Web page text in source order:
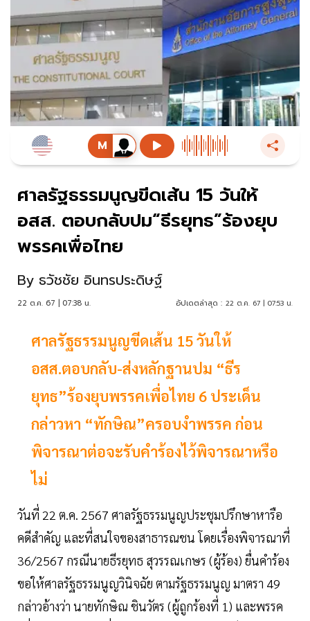
ศาลรัฐธรรมนูญขีดเส้น 15 วันให้
อสส. ตอบกลับปม“ธีรยุทธ”ร้องยุบ
พรรคเพื่อไทย
By ธวัชชัย อินทรประดิษฐ์
22 ต.ค. 67 | 07:38 น. อัปเดตล่าสุด : 22 ต.ค. 67 | 07:53 น.
ศาลรัฐธรรมนูญขีดเส้น 15 วันให้
อสส.ตอบกลับ-ส่งหลักฐานปม “ธีร
ยุทธ”ร้องยุบพรรคเพื่อไทย 6 ประเด็น
กล่าวหา “ทักษิณ”ครอบงำพรรค ก่อน
พิจารณาต่อจะรับคำร้องไว้พิจารณาหรือ
ไม่
วันที่ 22 ต.ค. 2567 ศาลรัฐธรรมนูญประชุมปรึกษาหารือ
คดีสำคัญ และที่สนใจของสาธารณชน โดยเรื่องพิจารณาที่
36/2567 กรณีนายธีรยุทธ สุวรรณเกษร (ผู้ร้อง) ยื่นคำร้อง
ขอให้ศาลรัฐธรรมนูญวินิจฉัย ตามรัฐธรรมนูญ มาตรา 49
กล่าวอ้างว่า นายทักษิณ ชินวัตร (ผู้ถูกร้องที่ 1) และพรรค